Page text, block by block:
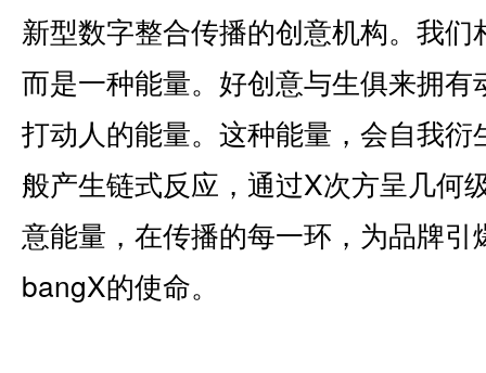
新型数字整合传播的创意机构。我
而是一种能量。好创意与生俱来拥
打动人的能量。这种能量，会自我
般产生链式反应，通过X次方呈几何
意能量，在传播的每一环，为品牌
bangX的使命。